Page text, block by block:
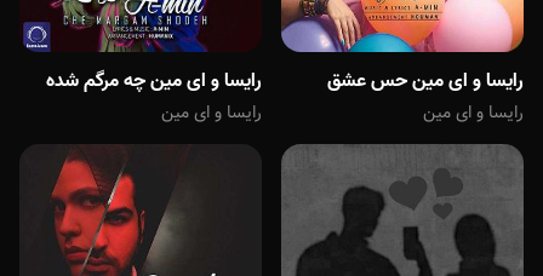
رایسا و ای مین حس عشق
رایسا و ای مین
رایسا و ای مین چه مرگم شده
رایسا و ای مین